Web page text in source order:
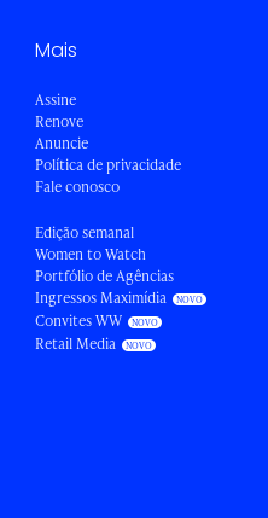
Mais
Assine
Renove
Anuncie
Política de privacidade
Fale conosco
Edição semanal
Women to Watch
Portfólio de Agências
Ingressos Maximídia
Convites WW
Retail Media